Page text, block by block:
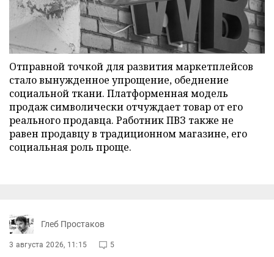
Отправной точкой для развития маркетплейсов
стало вынужденное упрощение, обеднение
социальной ткани. Платформенная модель
продаж символически отчуждает товар от его
реального продавца. Работник ПВЗ также не
равен продавцу в традиционном магазине, его
социальная роль проще.
Глеб Простаков
3 августа 2026, 11:15 5